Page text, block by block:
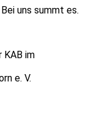
uns summt es.
KAB im
e. V.